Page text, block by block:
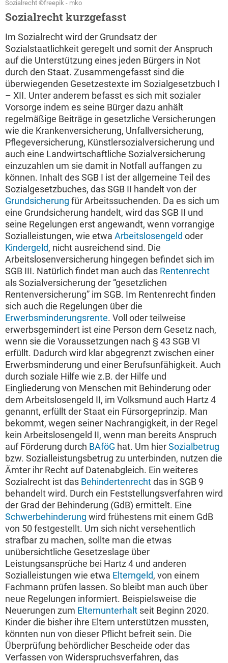
Sozialrecht ©freepik - mko
Sozialrecht kurzgefasst
Im Sozialrecht wird der Grundsatz der
Sozialstaatlichkeit geregelt und somit der Anspruch
auf die Unterstützung eines jeden Bürgers in Not
durch den Staat. Zusammengefasst sind die
überwiegenden Gesetzestexte im Sozialgesetzbuch I
– XII. Unter anderem befasst es sich mit sozialer
Vorsorge indem es seine Bürger dazu anhält
regelmäßige Beiträge in gesetzliche Versicherungen
wie die Krankenversicherung, Unfallversicherung,
Pflegeversicherung, Künstlersozialversicherung und
auch eine Landwirtschaftliche Sozialversicherung
einzuzahlen um sie damit in Notfall auffangen zu
können. Inhalt des SGB I ist der allgemeine Teil des
Sozialgesetzbuches, das SGB II handelt von der
Grundsicherung für Arbeitssuchenden. Da es sich um
eine Grundsicherung handelt, wird das SGB II und
seine Regelungen erst angewandt, wenn vorrangige
Sozialleistungen, wie etwa Arbeitslosengeld oder
Kindergeld, nicht ausreichend sind. Die
Arbeitslosenversicherung hingegen befindet sich im
SGB III. Natürlich findet man auch das Rentenrecht
als Sozialversicherung der “gesetzlichen
Rentenversicherung” im SGB. Im Rentenrecht finden
sich auch die Regelungen über die
Erwerbsminderungsrente. Voll oder teilweise
erwerbsgemindert ist eine Person dem Gesetz nach,
wenn sie die Voraussetzungen nach § 43 SGB VI
erfüllt. Dadurch wird klar abgegrenzt zwischen einer
Erwerbsminderung und einer Berufsunfähigkeit. Auch
durch soziale Hilfe wie z.B. der Hilfe und
Eingliederung von Menschen mit Behinderung oder
dem Arbeitslosengeld II, im Volksmund auch Hartz 4
genannt, erfüllt der Staat ein Fürsorgeprinzip. Man
bekommt, wegen seiner Nachrangigkeit, in der Regel
kein Arbeitslosengeld II, wenn man bereits Anspruch
auf Förderung durch BAföG hat. Um hierSozialbetrug
bzw. Sozialleistungsbetrug zu unterbinden, nutzen die
Ämter ihr Recht auf Datenabgleich. Ein weiteres
Sozialrecht ist das Behindertenrechtdas in SGB 9
behandelt wird. Durch ein Feststellungsverfahren wird
der Grad der Behinderung (GdB) ermittelt. Eine
Schwerbehinderung wird frühestens mit einem GdB
von 50 festgestellt. Um sich nicht versehentlich
strafbar zu machen, sollte man die etwas
unübersichtliche Gesetzeslage über
Leistungsansprüche bei Hartz 4 und anderen
Sozialleistungen wie etwa Elterngeld, von einem
Fachmann prüfen lassen. So bleibt man auch über
neue Regelungen informiert. Beispielsweise die
Neuerungen zum Elternunterhalt seit Beginn 2020.
Kinder die bisher ihre Eltern unterstützen mussten,
könnten nun von dieser Pflicht befreit sein. Die
Überprüfung behördlicher Bescheide oder das
Verfassen von Widerspruchsverfahren, das